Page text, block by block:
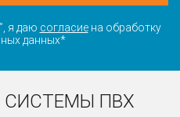
я даю согласиена обработку
данных*
ПВХ